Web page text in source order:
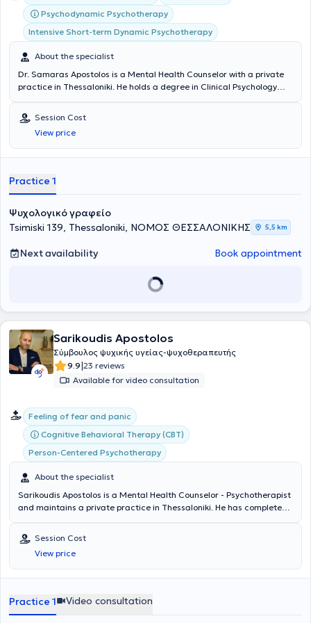
Psychodynamic Psychotherapy
Intensive Short-term Dynamic Psychotherapy
About the specialist
Dr. Samaras Apostolos is a Mental Health Counselor with a private
practice in Thessaloniki. He holds a degree in Clinical Psychology
an advanced diploma (D.E.A.) in education from the same
University. The Mental Health Counselor specializes in
communication issues, interpersonal relationships, and has
particular expertise in family and marital psychotherapy, anxiety
field and has a substantial number of publications in the Greek
Psychological Society, the World Federation for Mental Health, the
International Association of Family Therapy, and the International
Session Cost
View price
Practice 1
Ψυχολογικό γραφείο
Tsimiski 139, Thessaloniki, ΝΟΜΟΣ ΘΕΣΣΑΛΟΝΙΚΗΣ
5,5 km
Next availability Book appointment
Sarikoudis Apostolos
Σύμβουλος ψυχικής υγείας-ψυχοθεραπευτής
9.9|23 reviews
Available for video consultation
Feeling of fear and panic
Cognitive Behavioral Therapy (CBT)
Person-Centered Psychotherapy
About the specialist
Sarikoudis Apostolos is a Mental Health Counselor - Psychotherapist
and maintains a private practice in Thessaloniki. He has completed
certification of a three-year training program at the Center for
Applied Psychotherapy and Counseling, as well as his three-year
training at the same center as a Cognitive Behavioral Therapy
(CBT) Psychotherapist. Concurrently, he is pursuing additional
involved in psychological support and parental counseling for the
municipality of Oraiokastro, Thessaloniki. During his internship, he
Session Cost
View price
Practice 1 Video consultation